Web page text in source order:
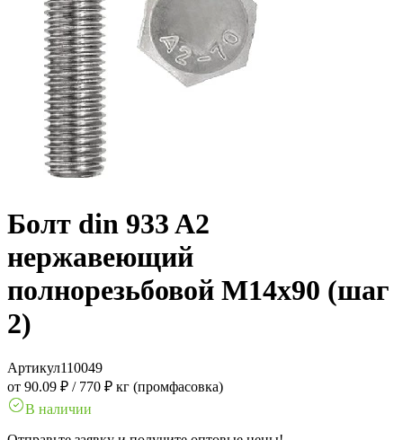
Болт din 933 A2
нержавеющий
полнорезьбовой M14x90 (шаг
2)
Артикул110049
от 90.09 ₽ / 770 ₽ кг (промфасовка)
В наличии